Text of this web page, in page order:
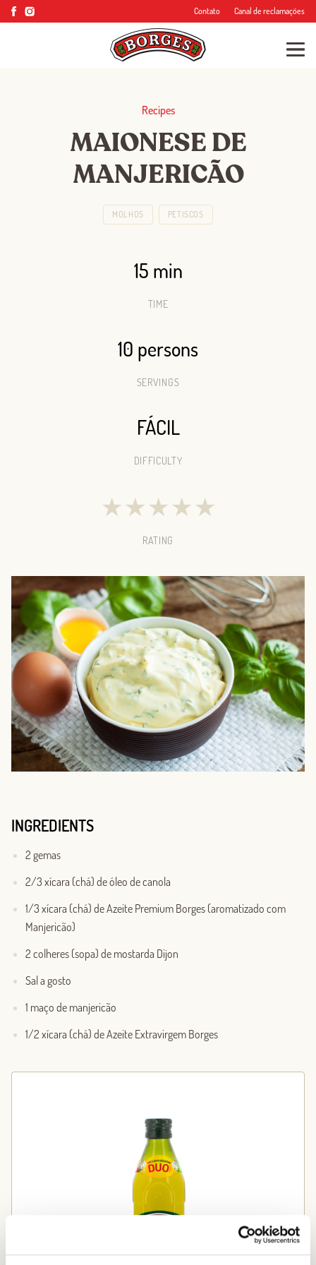
Contato Canal de reclamações
Recipes
MAIONESE DE
MANJERICÃO
MOLHOS PETISCOS
15 min
TIME
10 persons
SERVINGS
FÁCIL
DIFFICULTY
★★★★★
RATING
INGREDIENTS
2 gemas
2/3 xícara (chá) de óleo de canola
1/3 xícara (chá) de Azeite Premium Borges (aromatizado com
Manjericão)
2 colheres (sopa) de mostarda Dijon
Sal a gosto
1 maço de manjericão
1/2 xícara (chá) de Azeite Extravirgem Borges